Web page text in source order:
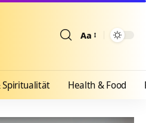
Aa
Spiritualität Health & Food